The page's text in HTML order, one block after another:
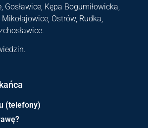
Gosławice, Kępa Bogumiłowicka,
Ostrów, Rudka,
(telefony)